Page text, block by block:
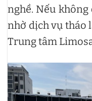
nghề. Nếu
nhờ dịch vụ tháo
Trung tâm